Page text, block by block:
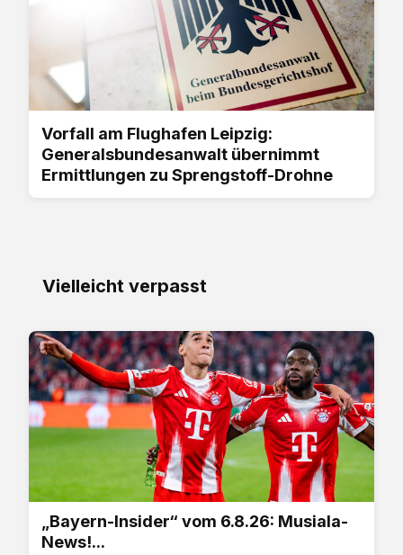
Vorfall am Flughafen Leipzig:
Generalsbundesanwalt übernimmt
Ermittlungen zu Sprengstoff-Drohne
Vielleicht verpasst
„Bayern-Insider“ vom 6.8.26: Musiala-
News!...